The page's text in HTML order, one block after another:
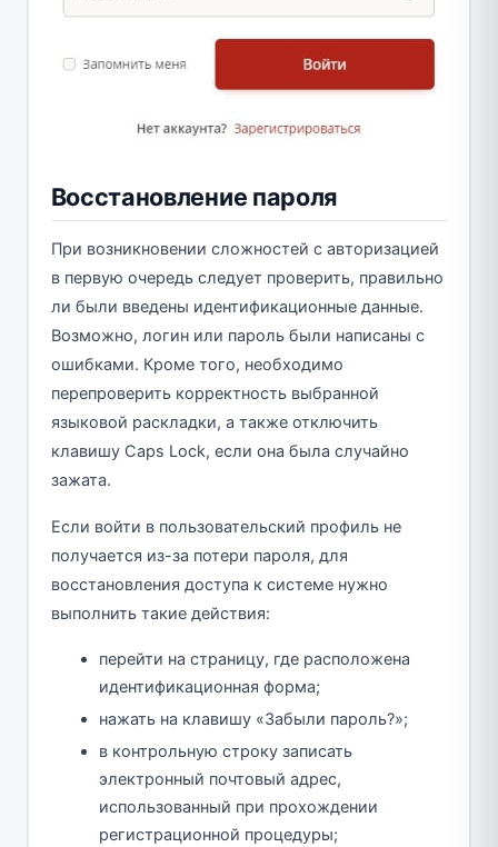
Восстановление пароля
При возникновении сложностей с авторизацией
в первую очередь следует проверить, правильно
ли были введены идентификационные данные.
Возможно, логин или пароль были написаны с
ошибками. Кроме того, необходимо
перепроверить корректность выбранной
языковой раскладки, а также отключить
клавишу Caps Lock, если она была случайно
зажата.
Если войти в пользовательский профиль не
получается из-за потери пароля, для
восстановления доступа к системе нужно
выполнить такие действия:
перейти на страницу, где расположена
идентификационная форма;
нажать на клавишу «Забыли пароль?»;
в контрольную строку записать
электронный почтовый адрес,
использованный при прохождении
регистрационной процедуры;